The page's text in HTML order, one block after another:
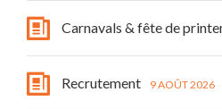
Carnavals & fête de
Recrutement 9 AOÛT 2026